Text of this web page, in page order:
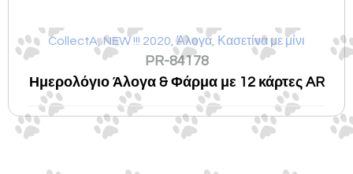
CollectA,NEW !!! 2020 ,Άλογα Κασετίνα με μίνι
PR-84178
Ημερολόγιο Άλογα & Φάρμα με 12 κάρτες AR